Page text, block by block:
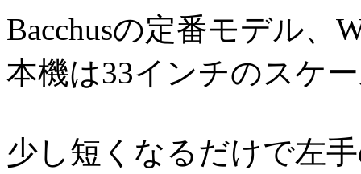
Bacchusの定番モデル、
本機は33インチのスケ
少し短くなるだけで左